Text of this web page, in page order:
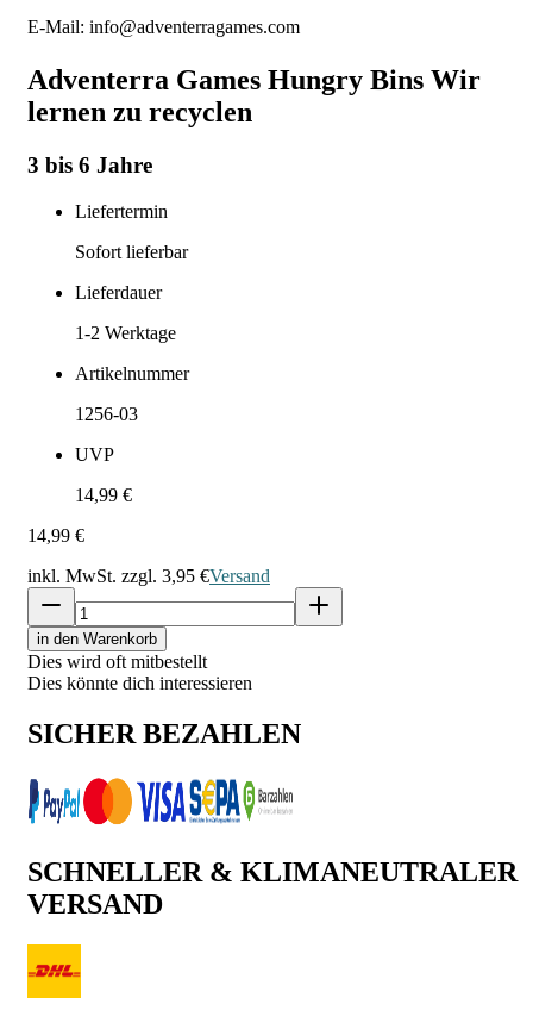
E-Mail: info@adventerragames.com
Adventerra Games Hungry Bins Wir
lernen zu recyclen
3 bis 6 Jahre
Liefertermin
Sofort lieferbar
Lieferdauer
1-2 Werktage
Artikelnummer
1256-03
UVP
14,99 €
14,99 €
inkl. MwSt. zzgl. 3,95 €Versand
in den Warenkorb
Dies wird oft mitbestellt
Dies könnte dich interessieren
SICHER BEZAHLEN
SCHNELLER & KLIMANEUTRALER
VERSAND